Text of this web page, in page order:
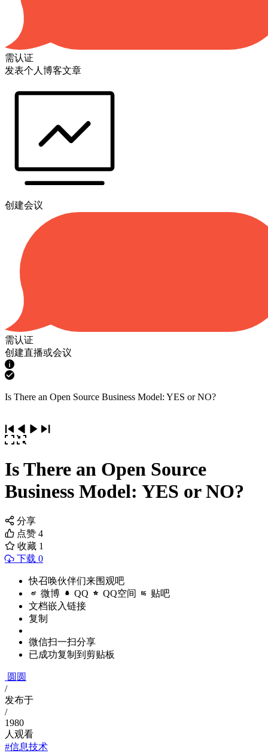
需认证
发表个人博客文章
创建会议
需认证
创建直播或会议
Is There an Open Source Business Model: YES or NO?
Is There an Open Source
Business Model: YES or NO?
分享
点赞 4
收藏 1
下载 0
快召唤伙伴们来围观吧
微博 QQ QQ空间 贴吧
文档嵌入链接
复制
微信扫一扫分享
已成功复制到剪贴板
圆圆
/
发布于
/
1980
人观看
#信息技术